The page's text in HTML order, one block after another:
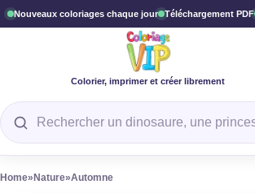
Nouveaux coloriages chaque jour Téléchargement PDF
Colorier, imprimer et créer librement
Rechercher un coloriage
Home» Nature»Automne